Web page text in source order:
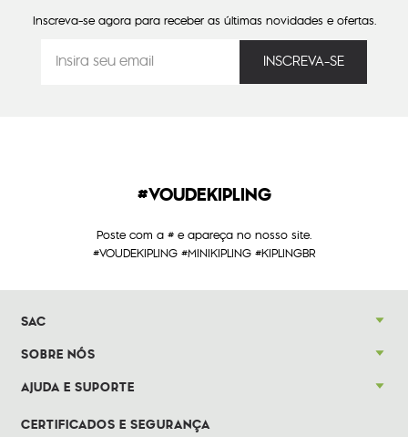
Inscreva-se agora para receber as últimas novidades e ofertas.
#VOUDEKIPLING
Poste com a # e apareça no nosso site.
#VOUDEKIPLING #MINIKIPLING #KIPLINGBR
SAC
SOBRE NÓS
AJUDA E SUPORTE
CERTIFICADOS E SEGURANÇA